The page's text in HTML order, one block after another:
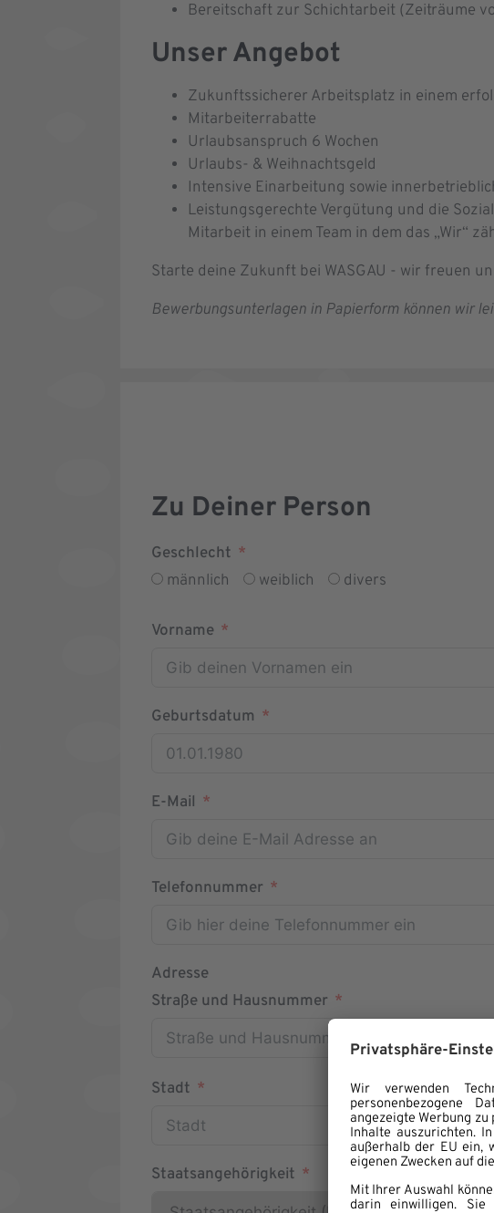
Bereitschaft zur Schichtarbeit (Zeiträume
Unser Angebot
Zukunftssicherer Arbeitsplatz in einem
Mitarbeiterrabatte
Urlaubsanspruch 6 Wochen
Urlaubs- & Weihnachtsgeld
Intensive Einarbeitung sowie
Leistungsgerechte Vergütung und die
Mitarbeit in einem Team in dem das „Wir“
Starte deine Zukunft bei WASGAU - wir freuen
Bewerbungsunterlagen in Papierform können wir
Zu Deiner Person
Geschlecht
männlich
weiblich divers
Vorname
Geburtsdatum
E-Mail
Telefonnummer
Adresse
Straße und Hausnummer
Stadt
Staatsangehörigkeit